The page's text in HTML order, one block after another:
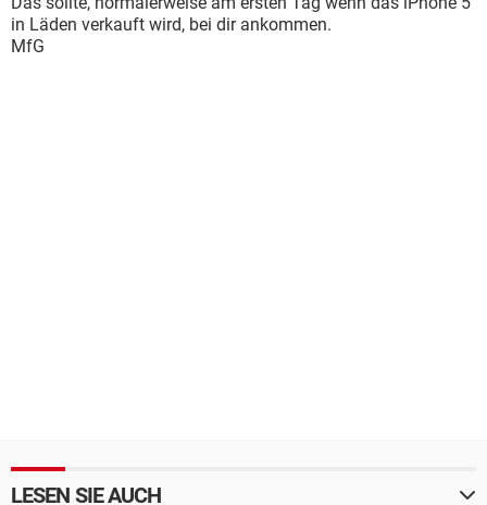
in Läden verkauft wird, bei dir ankommen.
MfG
LESEN SIE AUCH